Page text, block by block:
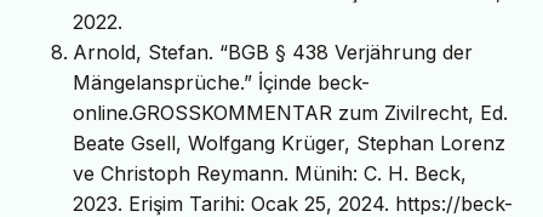
2022.
Arnold, Stefan. “BGB § 438 Verjährung der
Mängelansprüche.” İçinde beck-
online.GROSSKOMMENTAR zum Zivilrecht, Ed.
Beate Gsell, Wolfgang Krüger, Stephan Lorenz
ve Christoph Reymann. Münih: C. H. Beck,
2023. Erişim Tarihi: Ocak 25, 2024. https://beck-